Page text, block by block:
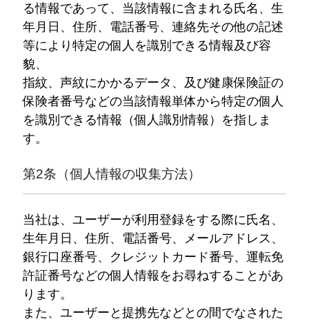
る情報であって、当該情報に含まれる氏名、生
年月日、住所、電話番号、連絡先その他の記述
等により特定の個人を識別できる情報及び容
貌、
指紋、声紋にかかるデータ、及び健康保険証の
保険者番号などの当該情報単体から特定の個人
を識別できる情報（個人識別情報）を指しま
す。
第2条（個人情報の収集方法）
当社は、ユーザーが利用登録をする際に氏名、
生年月日、住所、電話番号、メールアドレス、
銀行口座番号、クレジットカード番号、運転免
許証番号などの個人情報をお尋ねすることがあ
ります。
また、ユーザーと提携先などとの間でなされた